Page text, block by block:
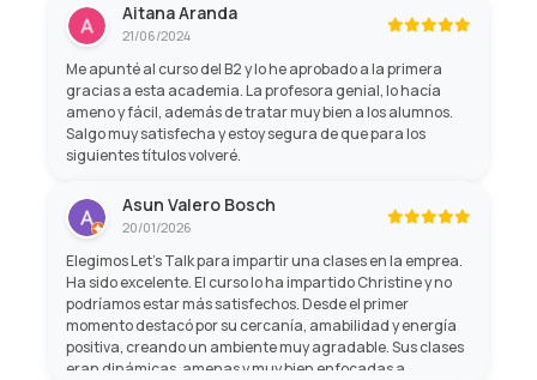
profesores profesionales con mucha paciencia y mano
amable.
Aitana Aranda
21/06/2024
Me apunté al curso del B2 y lo he aprobado a la primera
gracias a esta academia. La profesora genial, lo hacía
ameno y fácil, además de tratar muy bien a los alumnos.
Salgo muy satisfecha y estoy segura de que para los
siguientes títulos volveré.
Asun Valero Bosch
20/01/2026
Elegimos Let’s Talk para impartir una clases en la emprea.
Ha sido excelente. El curso lo ha impartido Christine y no
podríamos estar más satisfechos. Desde el primer
momento destacó por su cercanía, amabilidad y energía
positiva, creando un ambiente muy agradable. Sus clases
eran dinámicas, amenas y muy bien enfocadas a